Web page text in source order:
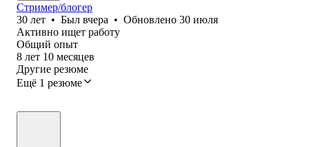
Стример/блогер
30 лет • Был вчера • Обновлено 30 июля
Активно ищет работу
Общий опыт
8 лет 10 месяцев
Другие резюме
Ещё 1 резюме